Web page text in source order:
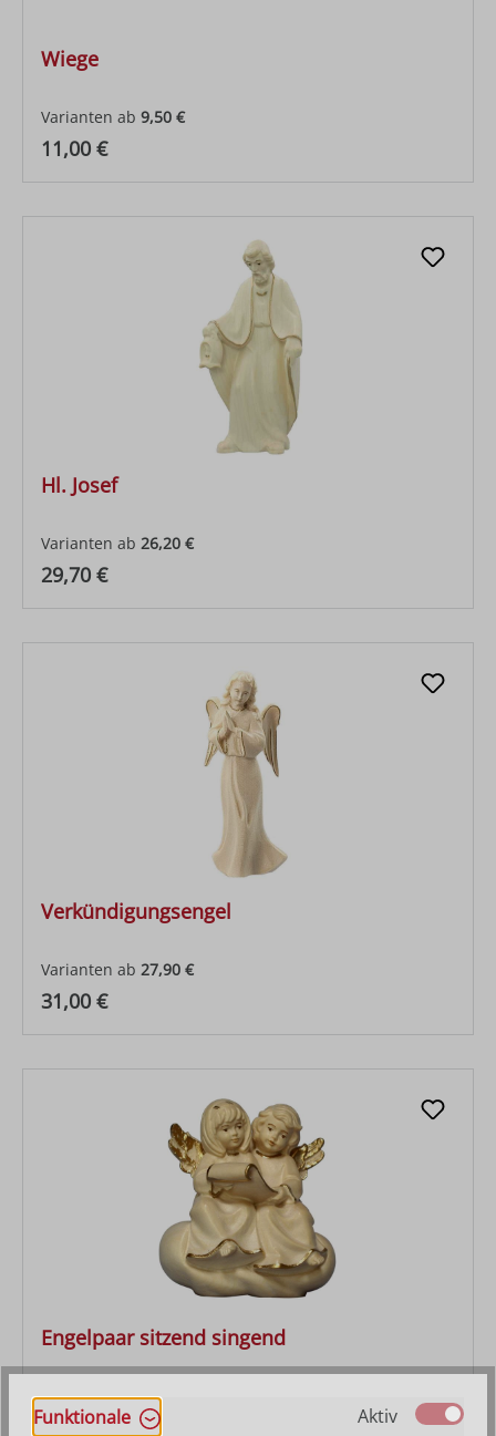
Wiege
Varianten ab 9,50 €
Regulärer Preis:
11,00 €
Hl. Josef
Varianten ab 26,20 €
Regulärer Preis:
29,70 €
Verkündigungsengel
Varianten ab 27,90 €
Regulärer Preis:
31,00 €
Engelpaar sitzend singend
Varianten ab27,90 €
Regulärer Preis:
36,30 €
Funktionale Aktiv